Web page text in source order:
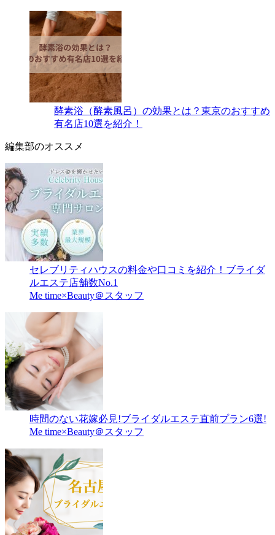
酵素浴（酵素風呂）の効果とは？東京のおすすめ
有名店10選を紹介！
編集部のオススメ
セレブリティハウスの料金や口コミを紹介！ブライダ
ルエステ店舗数No.1
Me time×Beauty＠スタッフ
時間のない花嫁必見!ブライダルエステ直前プラン6選!
Me time×Beauty＠スタッフ